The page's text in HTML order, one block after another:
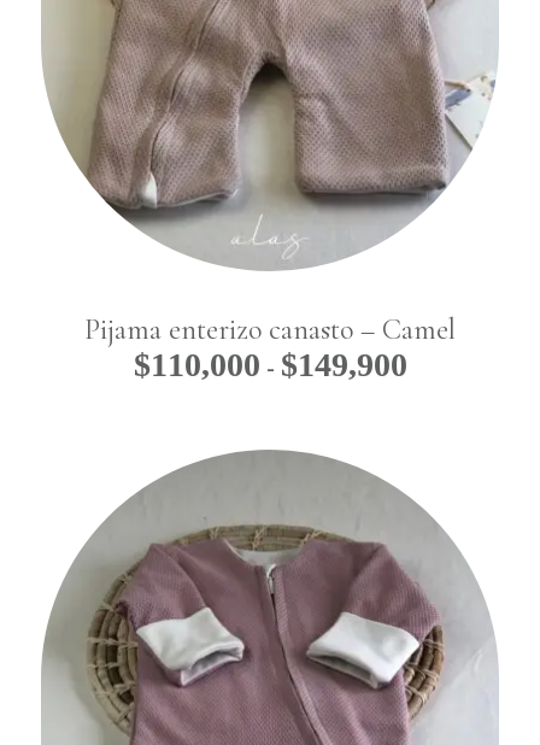
No hay productos
en el carrito.
Go To Shop
Pijama enterizo canasto – Camel
$110,000 - $149,900Rango
hasta
$149,900